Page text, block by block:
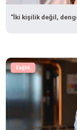
"İki kişilik değil,
Sağlık